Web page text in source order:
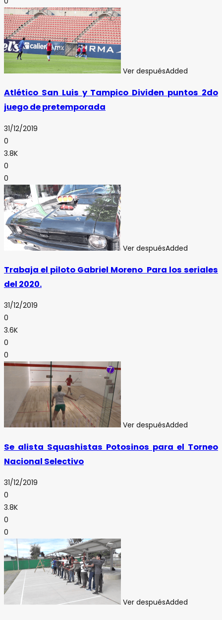
Ver despuésAdded
Atlético San Luis y Tampico Dividen puntos 2do
juego de pretemporada
31/12/2019
0
3.8K
0
0
Ver despuésAdded
Trabaja el piloto Gabriel Moreno Para los seriales
del 2020.
31/12/2019
0
3.6K
0
0
Ver despuésAdded
Se alista Squashistas Potosinos para el Torneo
Nacional Selectivo
31/12/2019
0
3.8K
0
0
Ver despuésAdded